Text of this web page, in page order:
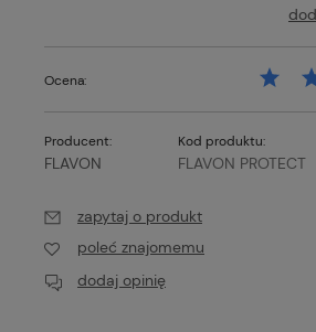
Ocena:
Producent:
FLAVON
Kod produktu:
FLAVON PROTECT
zapytaj o produkt
poleć znajomemu
dodaj opinię